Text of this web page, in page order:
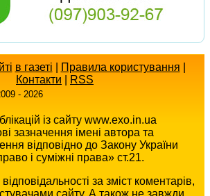
в газеті Правила користування
Контакти
RSS
- 2026
із сайту www.exo.in.ua
зазначення імені автора та
відповідно до Закону України
і суміжні права» ст.21.
за зміст коментарів,
сайту. А також не завжди